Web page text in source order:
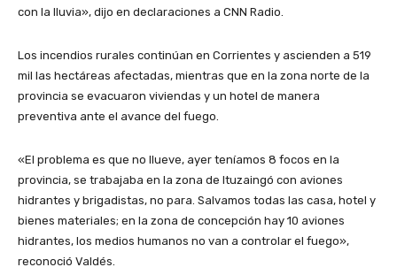
con la lluvia», dijo en declaraciones a CNN Radio.
Los incendios rurales continúan en Corrientes y ascienden a 519
mil las hectáreas afectadas, mientras que en la zona norte de la
provincia se evacuaron viviendas y un hotel de manera
preventiva ante el avance del fuego.
«El problema es que no llueve, ayer teníamos 8 focos en la
provincia, se trabajaba en la zona de Ituzaingó con aviones
hidrantes y brigadistas, no para. Salvamos todas las casa, hotel y
bienes materiales; en la zona de concepción hay 10 aviones
hidrantes, los medios humanos no van a controlar el fuego»,
reconoció Valdés.